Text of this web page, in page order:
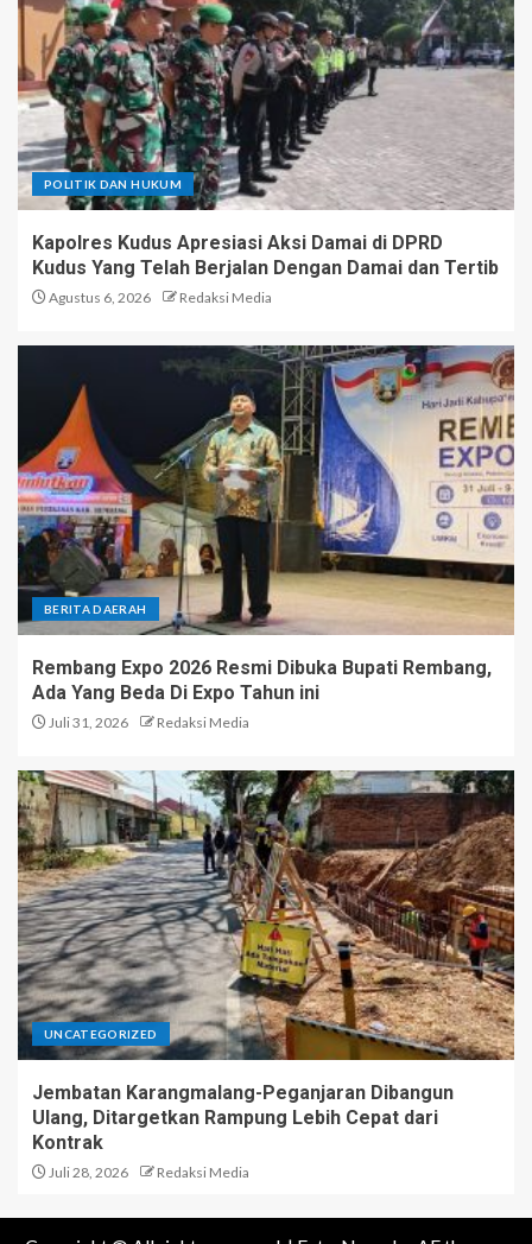
POLITIK DAN HUKUM
Kapolres Kudus Apresiasi Aksi Damai di DPRD
Kudus Yang Telah Berjalan Dengan Damai dan Tertib
Agustus 6, 2026 Redaksi Media
BERITA DAERAH
Rembang Expo 2026 Resmi Dibuka Bupati Rembang,
Ada Yang Beda Di Expo Tahun ini
Juli 31, 2026 Redaksi Media
UNCATEGORIZED
Jembatan Karangmalang-Peganjaran Dibangun
Ulang, Ditargetkan Rampung Lebih Cepat dari
Kontrak
Juli 28, 2026 Redaksi Media